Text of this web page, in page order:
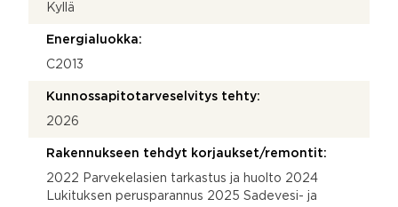
Kyllä
Energialuokka:
C2013
Kunnossapitotarveselvitys tehty:
2026
Rakennukseen tehdyt korjaukset/remontit:
2022 Parvekelasien tarkastus ja huolto 2024
Lukituksen perusparannus 2025 Sadevesi- ja